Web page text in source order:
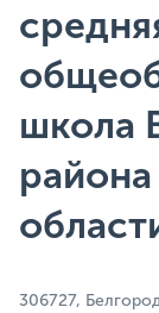
школа
306727,